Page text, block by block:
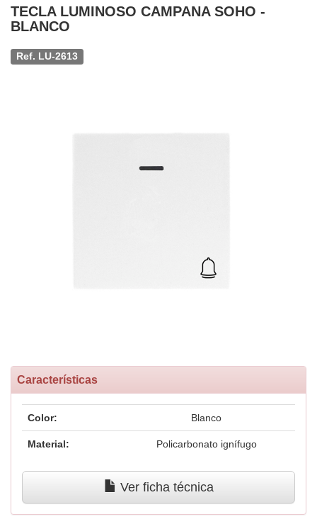
TECLA LUMINOSO CAMPANA SOHO -
BLANCO
Ref. LU-2613
Características
Color: Blanco
Material: Policarbonato ignífugo
Ver ficha técnica